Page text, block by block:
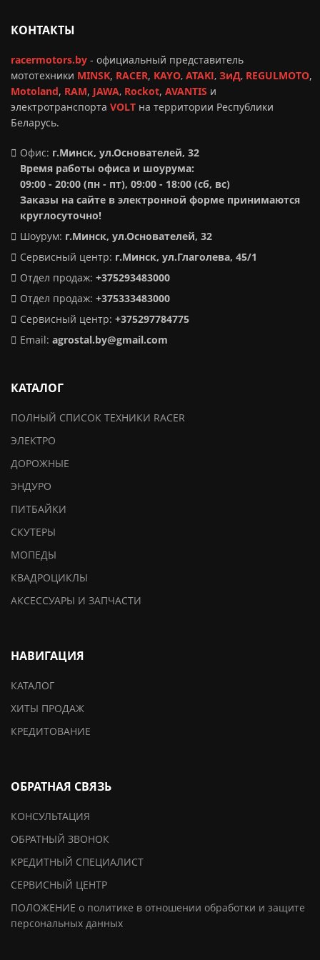
КОНТАКТЫ
racermotors.by - официальный представитель
мототехники MINSK, RACER, KAYO, ATAKI, ЗиД, REGULMOTO,
Motoland, RAM, JAWA, Rockot, AVANTIS и
электротранспорта VOLT на территории Республики
Беларусь.
Офис: г.Минск, ул.Основателей, 32
Время работы офиса и шоурума:
09:00 - 20:00 (пн - пт), 09:00 - 18:00 (сб, вс)
Заказы на сайте в электронной форме принимаются
круглосуточно!
Шоурум: г.Минск, ул.Основателей, 32
Сервисный центр: г.Минск, ул.Глаголева, 45/1
Отдел продаж: +375293483000
Отдел продаж: +375333483000
Сервисный центр: +375297784775
Email: agrostal.by@gmail.com
КАТАЛОГ
ПОЛНЫЙ СПИСОК ТЕХНИКИ RACER
ЭЛЕКТРО
ДОРОЖНЫЕ
ЭНДУРО
ПИТБАЙКИ
СКУТЕРЫ
МОПЕДЫ
КВАДРОЦИКЛЫ
АКСЕССУАРЫ И ЗАПЧАСТИ
НАВИГАЦИЯ
КАТАЛОГ
ХИТЫ ПРОДАЖ
КРЕДИТОВАНИЕ
ОБРАТНАЯ СВЯЗЬ
КОНСУЛЬТАЦИЯ
ОБРАТНЫЙ ЗВОНОК
КРЕДИТНЫЙ СПЕЦИАЛИСТ
СЕРВИСНЫЙ ЦЕНТР
ПОЛОЖЕНИЕ о политике в отношении обработки и защите
персональных данных